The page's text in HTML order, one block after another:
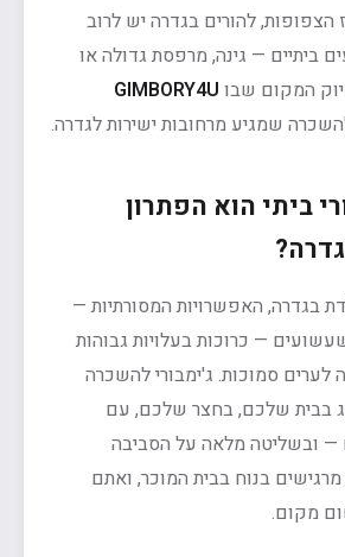
להורים בגדרה יש לרוב
ביתיים — גינה, מרפסת גדולה או
המקום שבו GIMBORY4U
שמגיע מרחובות ישירות לגדרה.
ביתי הוא הפתרון
בגדרה, האפשרויות המסורתיות —
— כרוכות בעלויות גבוהות
לערים סמוכות. ג'ימבורי להשכרה
בבית שלכם, בחצר שלכם, עם
ובשליטה מלאה על הסביבה
בנוח בבית המוכר, ואתם
מקום.